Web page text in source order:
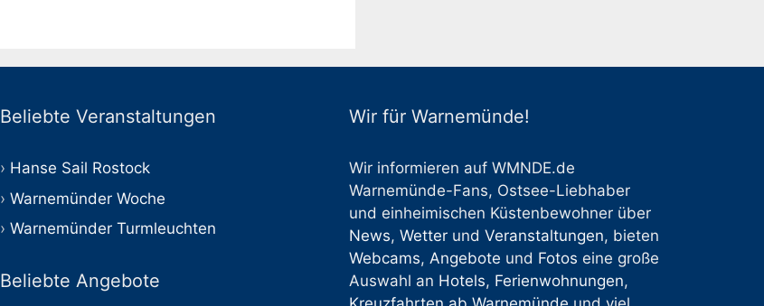
Beliebte Veranstaltungen
Hanse Sail Rostock
Warnemünder Woche
Warnemünder Turmleuchten
Beliebte Angebote
Wir für Warnemünde!
Wir informieren auf WMNDE.de
Warnemünde-Fans, Ostsee-Liebhaber
und einheimischen Küstenbewohner über
News,Wetter undVeranstaltungen, bieten
Webcams,Angebote und Fotos eine große
Auswahl an Hotels, Ferienwohnungen,